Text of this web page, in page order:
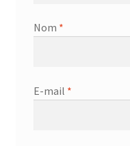
Nom *
E-mail *